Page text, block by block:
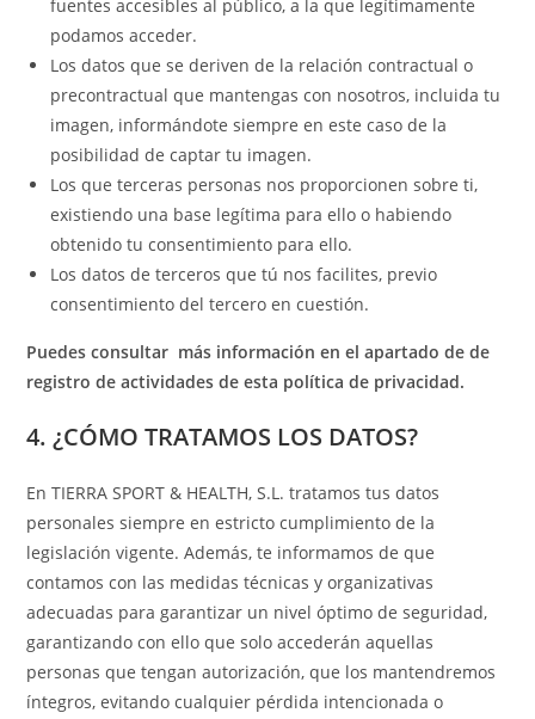
fuentes accesibles al público, a la que legítimamente
podamos acceder.
Los datos que se deriven de la relación contractual o
precontractual que mantengas con nosotros, incluida tu
imagen, informándote siempre en este caso de la
posibilidad de captar tu imagen.
Los que terceras personas nos proporcionen sobre ti,
existiendo una base legítima para ello o habiendo
obtenido tu consentimiento para ello.
Los datos de terceros que tú nos facilites, previo
consentimiento del tercero en cuestión.
Puedes consultar más información en el apartado de de
registro de actividades de esta política de privacidad.
4. ¿CÓMO TRATAMOS LOS DATOS?
En TIERRA SPORT & HEALTH, S.L. tratamos tus datos
personales siempre en estricto cumplimiento de la
legislación vigente. Además, te informamos de que
contamos con las medidas técnicas y organizativas
adecuadas para garantizar un nivel óptimo de seguridad,
garantizando con ello que solo accederán aquellas
personas que tengan autorización, que los mantendremos
íntegros, evitando cualquier pérdida intencionada o